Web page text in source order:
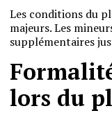
Les conditions du
majeurs. Les
supplémentaires
lors du